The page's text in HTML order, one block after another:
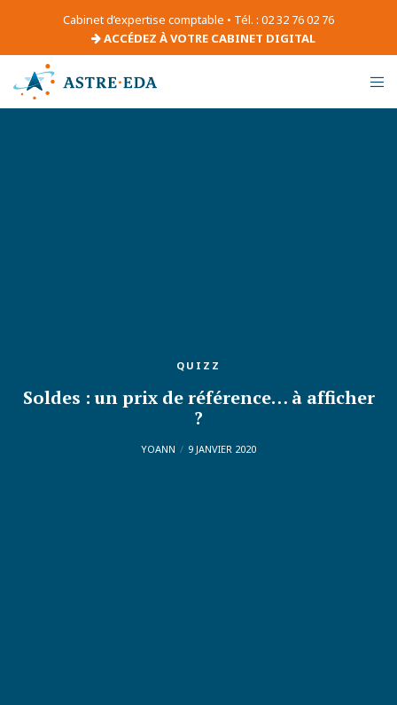
Cabinet d’expertise comptable • Tél. : 02 32 76 02 76
ACCÉDEZ À VOTRE CABINET DIGITAL
QUIZZ
Soldes : un prix de référence… à afficher
?
YOANN 9 JANVIER 2020